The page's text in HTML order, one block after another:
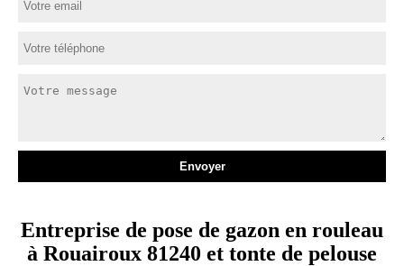
Entreprise de pose de gazon en rouleau
à Rouairoux 81240 et tonte de pelouse